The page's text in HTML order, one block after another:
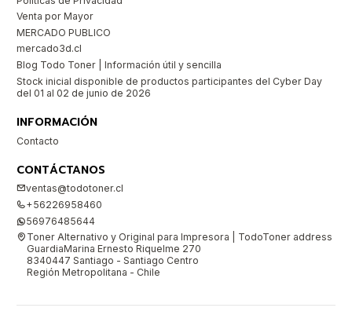
Venta por Mayor
MERCADO PUBLICO
mercado3d.cl
Blog Todo Toner | Información útil y sencilla
Stock inicial disponible de productos participantes del Cyber Day
del 01 al 02 de junio de 2026
INFORMACIÓN
Contacto
CONTÁCTANOS
ventas@todotoner.cl
+56226958460
56976485644
Toner Alternativo y Original para Impresora | TodoToner address
GuardiaMarina Ernesto Riquelme 270
8340447 Santiago - Santiago Centro
Región Metropolitana - Chile